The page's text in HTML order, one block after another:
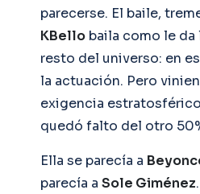
parecerse. El baile,
KBello baila como le da
resto del universo: en
la actuación. Pero
exigencia
quedó falto del otro
Ella se parecía a
parecía a Sole Giménez.